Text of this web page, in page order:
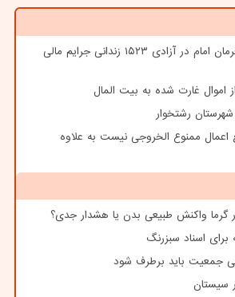
مشارکت ستاد اجرائی فرمان امام در آزادی ۱۵۲۳ زندانی جرایم مالی
رشتخوار
اعمال ممنوع الخروجی نیست به علاوه
گرما واکنش طبیعی بدن یا هشدار جدی؟
برای اسناد سبزرنگ
جمعیت باید برطرف شود